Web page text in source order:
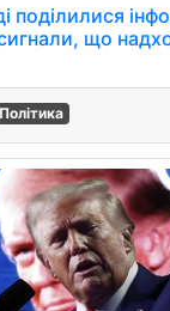
поділилися
що
Політика